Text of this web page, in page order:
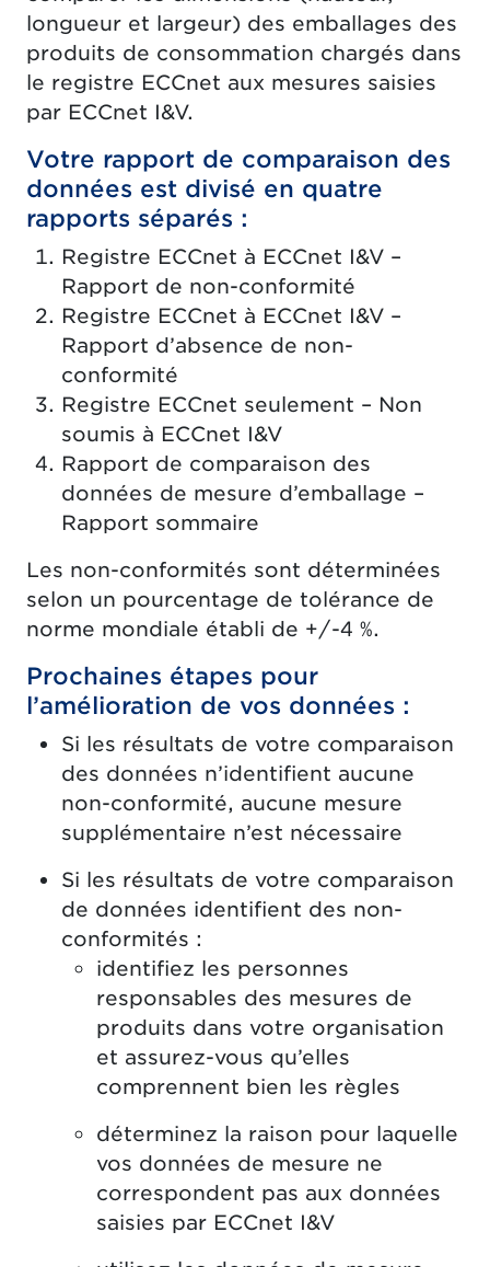
longueur et largeur) des emballages des
produits de consommation chargés dans
le registre ECCnet aux mesures saisies
par ECCnet I&V.
Votre rapport de comparaison des
données est divisé en quatre
rapports séparés :
Registre ECCnet à ECCnet I&V –
Rapport de non-conformité
Registre ECCnet à ECCnet I&V –
Rapport d’absence de non-
conformité
Registre ECCnet seulement – Non
soumis à ECCnet I&V
Rapport de comparaison des
données de mesure d’emballage –
Rapport sommaire
Les non-conformités sont déterminées
selon un pourcentage de tolérance de
norme mondiale établi de +/-4 %.
Prochaines étapes pour
l’amélioration de vos données :
Si les résultats de votre comparaison
des données n’identifient aucune
non-conformité, aucune mesure
supplémentaire n’est nécessaire
Si les résultats de votre comparaison
de données identifient des non-
conformités :
identifiez les personnes
responsables des mesures de
produits dans votre organisation
et assurez-vous qu’elles
comprennent bien les règles
déterminez la raison pour laquelle
vos données de mesure ne
correspondent pas aux données
saisies par ECCnet I&V